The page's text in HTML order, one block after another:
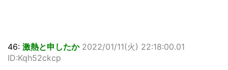
46: 激熱と申したか 2022/01/11(火) 22:18:00.01
ID:Kqh52ckcp